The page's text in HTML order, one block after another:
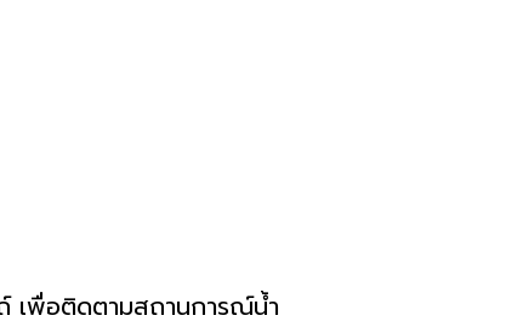
เพื่อติดตามสถานการณ์น้ำ